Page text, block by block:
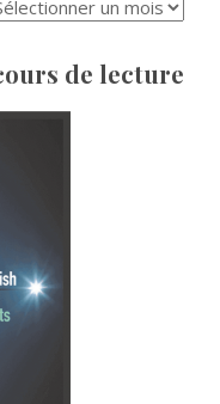
de lecture